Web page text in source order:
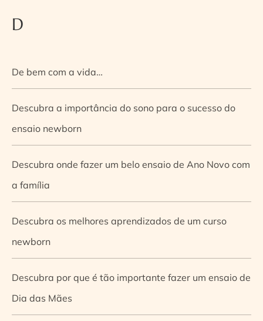
D
De bem com a vida…
Descubra a importância do sono para o sucesso do
ensaio newborn
Descubra onde fazer um belo ensaio de Ano Novo com
a família
Descubra os melhores aprendizados de um curso
newborn
Descubra por que é tão importante fazer um ensaio de
Dia das Mães